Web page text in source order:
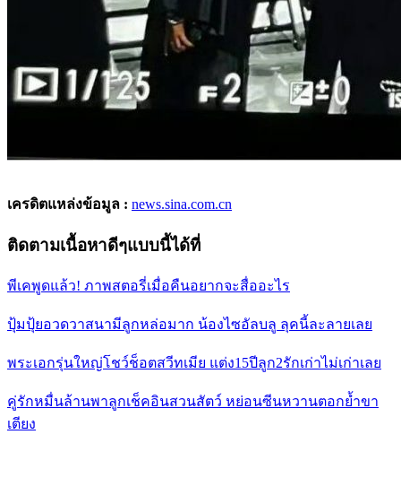
เครดิตแหล่งข้อมูล : news.sina.com.cn
ติดตามเนื้อหาดีๆแบบนี้ได้ที่
พีเคพูดแล้ว! ภาพสตอรี่เมื่อคืนอยากจะสื่ออะไร
ปุ้มปุ้ยอวดวาสนามีลูกหล่อมาก น้องไซอัลบลู ลุคนี้ละลายเลย
พระเอกรุ่นใหญ่โชว์ช็อตสวีทเมีย แต่ง15ปีลูก2รักเก่าไม่เก่าเลย
คู่รักหมื่นล้านพาลูกเช็คอินสวนสัตว์ หย่อนซีนหวานตอกย้ำขา
เตียง